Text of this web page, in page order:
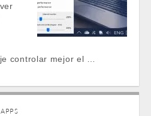
controlar mejor el …